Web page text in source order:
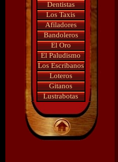
Dentistas
Los Taxis
Afiladores
Bandoleros
El Oro
El Paludismo
Los Escribanos
Loteros
Gitanos
Lustrabotas